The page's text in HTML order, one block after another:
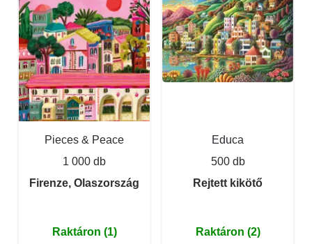
Pieces & Peace
1 000 db
Firenze, Olaszország
Raktáron (1)
Educa
500 db
Rejtett kikötő
Raktáron (2)